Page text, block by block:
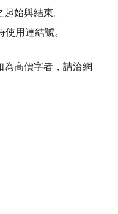
始與結束。
用連結號。
為高價字者，請洽網